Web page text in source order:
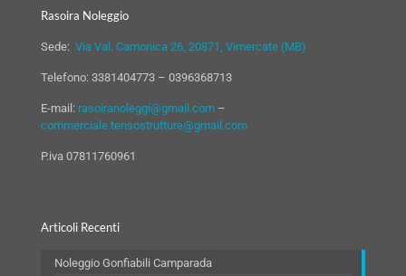
Rasoira Noleggio
Sede: Via Val. Camonica 26, 20871, Vimercate (MB)
Telefono: 3381404773 – 0396368713
E-mail: rasoiranoleggi@gmail.com –
commerciale.tensostrutture@gmail.com
P.iva 07811760961
Articoli Recenti
Noleggio Gonfiabili Camparada